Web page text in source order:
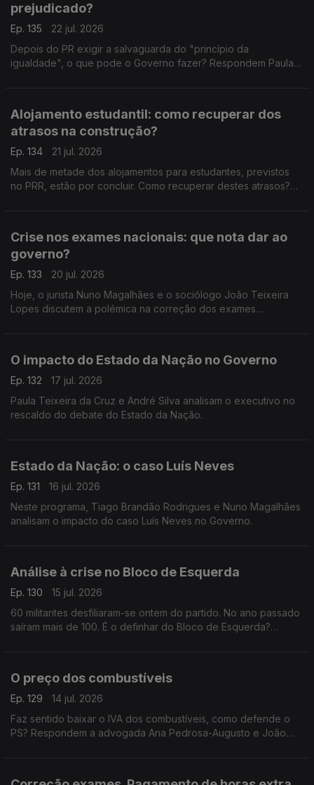
prejudicado?
Ep. 135
22 jul. 2026
Depois do PR exigir a salvaguarda do "princípio da
igualdade", o que pode o Governo fazer? Respondem Paula
Alojamento estudantil: como recuperar dos
atrasos na construção?
Ep. 134
21 jul. 2026
Mais de metade dos alojamentos para estudantes, previstos
no PRR, estão por concluir. Como recuperar destes atrasos?
Crise nos exames nacionais: que nota dar ao
governo?
Ep. 133
20 jul. 2026
Hoje, o jurista Nuno Magalhães e o sociólogo João Teixeira
Lopes discutem a polémica na correção dos exames
O impacto do Estado da Nação no Governo
Ep. 132
17 jul. 2026
Paula Teixeira da Cruz e André Silva analisam o executivo no
rescaldo do debate do Estado da Nação.
Estado da Nação: o caso Luís Neves
Ep. 131
16 jul. 2026
Neste programa, Tiago Brandão Rodrigues e Nuno Magalhães
analisam o impacto do caso Luís Neves no Governo.
Análise à crise no Bloco de Esquerda
Ep. 130
15 jul. 2026
60 militantes desfiliaram-se ontem do partido. No ano passado
saíram mais de 100. É o definhar do Bloco de Esquerda?
O preço dos combustíveis
Ep. 129
14 jul. 2026
Faz sentido baixar o IVA dos combustíveis, como defende o
PS? Respondem a advogada Ana Pedrosa-Augusto e João